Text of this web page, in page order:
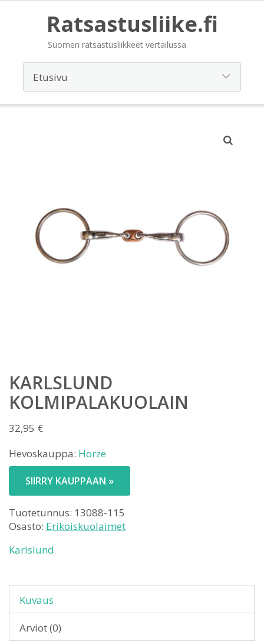
Ratsastusliike.fi
Suomen ratsastusliikkeet vertailussa
KARLSLUND
KOLMIPALAKUOLAIN
32,95 €
Hevoskauppa: Horze
SIIRRY KAUPPAAN »
Tuotetunnus: 13088-115
Osasto: Erikoiskuolaimet
Karlslund
Kuvaus
Arviot (0)